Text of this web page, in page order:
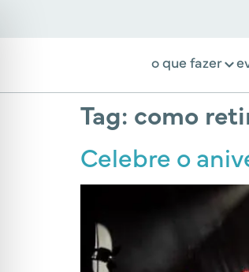
o que fazer
Tag: como
Celebre o